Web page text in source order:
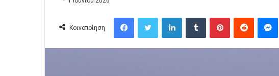
Κοινοποίηση